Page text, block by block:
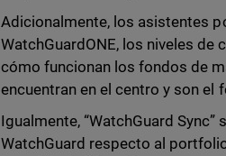
Adicionalmente, los asistentes
WatchGuardONE, los niveles
cómo funcionan los fondos de
encuentran en el centro y son el
Igualmente, “WatchGuard
WatchGuard respecto al